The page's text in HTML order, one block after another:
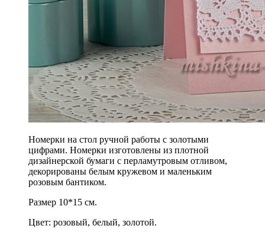
Номерки на стол ручной работы c золотыми
цифрами. Номерки изготовлены из плотной
дизайнерской бумаги с перламутровым отливом,
декорированы белым кружевом и маленьким
розовым бантиком.
Размер 10*15 см.
Цвет: розовый, белый, золотой.